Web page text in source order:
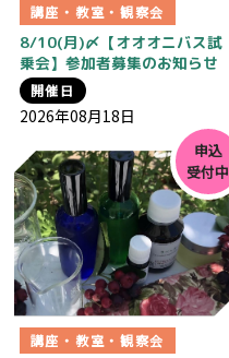
講座・教室・観察会
8/10(月)〆【オオオニバス試
乗会】参加者募集のお知らせ
開催日
2026年08月18日
申込
受付中
講座・教室・観察会